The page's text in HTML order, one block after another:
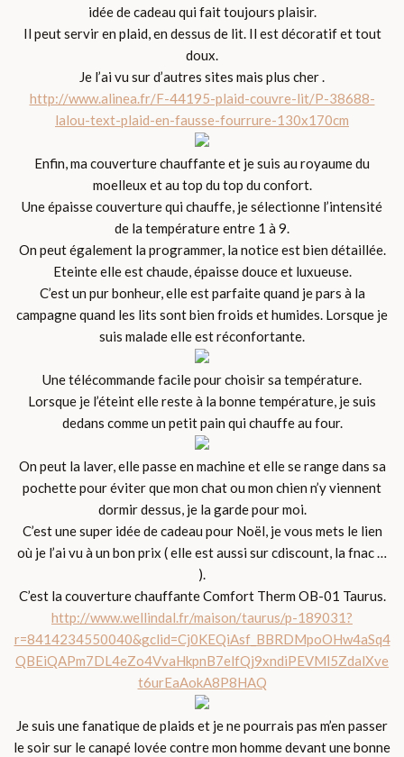
idée de cadeau qui fait toujours plaisir.
Il peut servir en plaid, en dessus de lit. Il est décoratif et tout
doux.
Je l’ai vu sur d’autres sites mais plus cher .
http://www.alinea.fr/F-44195-plaid-couvre-lit/P-38688-
lalou-text-plaid-en-fausse-fourrure-130x170cm
Enfin, ma couverture chauffante et je suis au royaume du
moelleux et au top du top du confort.
Une épaisse couverture qui chauffe, je sélectionne l’intensité
de la température entre 1 à 9.
On peut également la programmer, la notice est bien détaillée.
Eteinte elle est chaude, épaisse douce et luxueuse.
C’est un pur bonheur, elle est parfaite quand je pars à la
campagne quand les lits sont bien froids et humides. Lorsque je
suis malade elle est réconfortante.
Une télécommande facile pour choisir sa température.
Lorsque je l’éteint elle reste à la bonne température, je suis
dedans comme un petit pain qui chauffe au four.
On peut la laver, elle passe en machine et elle se range dans sa
pochette pour éviter que mon chat ou mon chien n’y viennent
dormir dessus, je la garde pour moi.
C’est une super idée de cadeau pour Noël, je vous mets le lien
où je l’ai vu à un bon prix ( elle est aussi sur cdiscount, la fnac …
).
C’est la couverture chauffante Comfort Therm OB-01 Taurus.
http://www.wellindal.fr/maison/taurus/p-189031?
r=8414234550040&gclid=Cj0KEQiAsf_BBRDMpoOHw4aSq4
QBEiQAPm7DL4eZo4VvaHkpnB7elfQj9xndiPEVMl5ZdalXve
t6urEaAokA8P8HAQ
Je suis une fanatique de plaids et je ne pourrais pas m’en passer
le soir sur le canapé lovée contre mon homme devant une bonne